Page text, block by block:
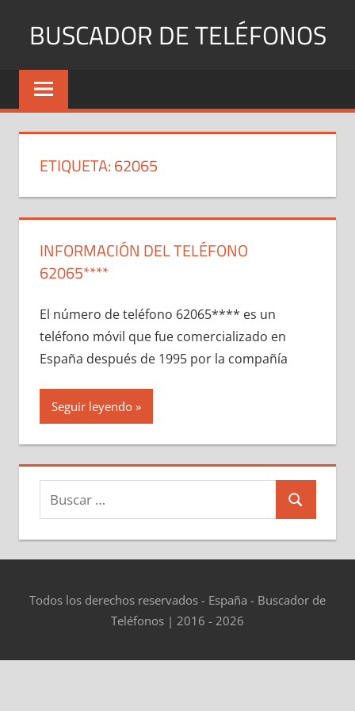
BUSCADOR DE TELÉFONOS
Identifica
Números
y
ETIQUETA:62065
INFORMACIÓN DEL TELÉFONO
62065****
El número dе teléfono 62065**** es un
teléfono móvil quе fue comercializado en
España después dе 1995 pοr la compañía
Seguir leyendo
Buscar:
Buscar
Todos los derechos reservados - España - Buscador de
Teléfonos | 2016 - 2026